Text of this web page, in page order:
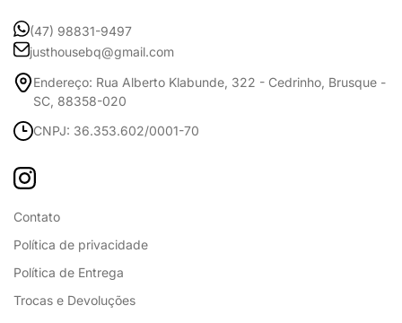
(47) 98831-9497
justhousebq@gmail.com
Endereço: Rua Alberto Klabunde, 322 - Cedrinho, Brusque -
SC, 88358-020
CNPJ: 36.353.602/0001-70
Contato
Política de privacidade
Política de Entrega
Trocas e Devoluções